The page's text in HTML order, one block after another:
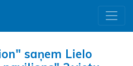
saņem Lielo